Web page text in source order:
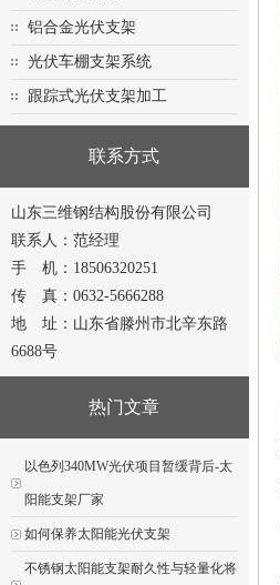
铝合金光伏支架
光伏车棚支架系统
跟踪式光伏支架加工
联系方式
山东三维钢结构股份有限公司
联系人：范经理
手 机：18506320251
传 真：0632-5666288
地 址：山东省滕州市北辛东路
6688号
热门文章
以色列340MW光伏项目暂缓背后-太
阳能支架厂家
如何保养太阳能光伏支架
不锈钢太阳能支架耐久性与轻量化将